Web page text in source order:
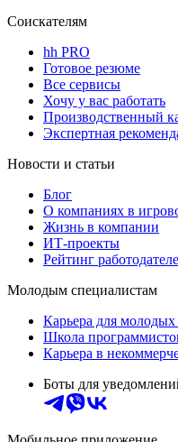
Соискателям
hh PRO
Готовое резюме
Все сервисы
Хочу у вас работать
Производственный
Экспертная
Новости и статьи
Блог
О компаниях в
Жизнь в компании
ИТ-проекты
Рейтинг
Молодым специалистам
Карьера для молодых
Школа
Карьера в
Боты для